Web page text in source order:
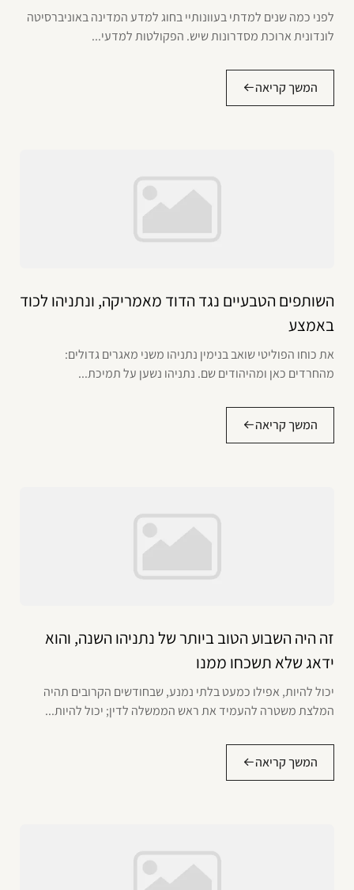
לפני כמה שנים למדתי בעוונותיי בחוג למדע המדינה באוניברסיטה
לונדונית ארוכת מסדרונות שיש. הפקולטות למדעי...
המשך קריאה
השותפים הטבעיים נגד הדוד מאמריקה, ונתניהו לכוד
באמצע
את כוחו הפוליטי שואב בנימין נתניהו משני מאגרים גדולים:
מהחרדים כאן ומהיהודים שם. נתניהו נשען על תמיכת...
המשך קריאה
זה היה השבוע הטוב ביותר של נתניהו השנה, והוא
ידאג שלא תשכחו ממנו
יכול להיות, אפילו כמעט בלתי נמנע, שבחודשים הקרובים תהיה
המלצת משטרה להעמיד את ראש הממשלה לדין; יכול להיות...
המשך קריאה